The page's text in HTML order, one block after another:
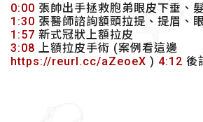
0:00 張帥出手拯救胞弟眼皮下垂、
1:30 張醫師諮詢額頭拉提、提眉、
1:57 新式冠狀上額拉皮
3:08 上額拉皮手術 (案例看這邊
https://reurl.cc/aZeoeX ) 4:12 後